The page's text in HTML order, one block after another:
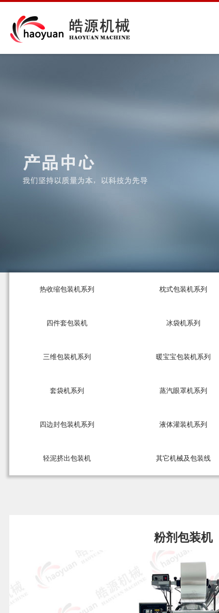
热收缩包装机系列 枕式包装机系列
四件套包装机 冰袋机系列
三维包装机系列 暖宝宝包装机系列
套袋机系列 蒸汽眼罩机系列
四边封包装机系列 液体灌装机系列
轻泥挤出包装机 其它机械及包装线
粉剂包装机